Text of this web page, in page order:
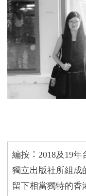
編按 ： 2018及 19年
獨立出版社所組成
留下相當獨特的香